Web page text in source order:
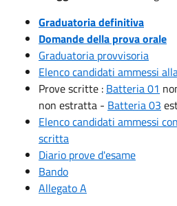
Graduatoria definitiva
Domande della prova orale
Graduatoria provvisoria
Elenco candidati ammessi
Prove scritte : Batteria 01
non estratta - Batteria 03
Elenco candidati ammessi
scritta
Diario prove d'esame
Bando
Allegato A